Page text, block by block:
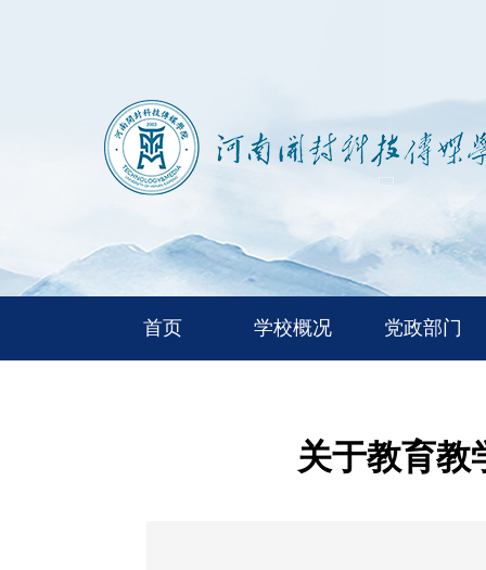
首页 学校概况 党政部门
关于教育教